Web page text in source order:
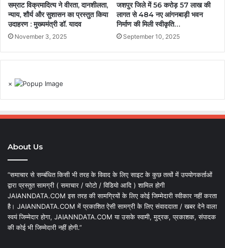
सम्राट विक्रमादित्य ने वीरता, दानशीलता,
न्याय, शौर्य और सुशासन का प्रस्तुत किया
उदाहरण : मुख्यमंत्री डॉ. यादव
November 3, 2025
जशपुर जिले में 56 करोड़ 57 लाख की
लागत से 484 नए आंगनबाड़ी भवन
निर्माण की मिली स्वीकृति…
September 10, 2025
×
About Us
“समाचार से सम्बंधित किसी भी तरह के विवाद के लिए साइट के कुछ तत्वों में उपयोगकर्ताओं
द्वारा प्रस्तुत सामग्री ( समाचार / फोटो / विडियो आदि ) शामिल होगी
JAIANNDATA.COM इस तरह की सामग्रियों के लिए कोई जिम्मेदारी स्वीकार नहीं करता
है। JAIANNDATA.COM में प्रकाशित ऐसी सामग्री के लिए संवाददाता / खबर देने वाला
स्वयं जिम्मेदार होगा, JAIANNDATA.COM या उसके स्वामी, मुद्रक, प्रकाशक, संपादक
की कोई भी जिम्मेदारी नहीं होगी.”